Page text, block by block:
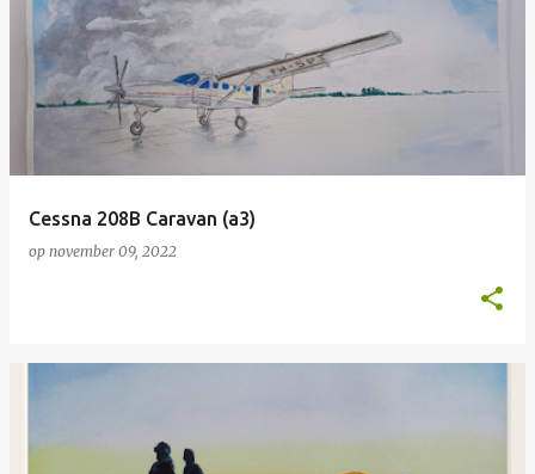
Cessna 208B Caravan (a3)
op november 09, 2022